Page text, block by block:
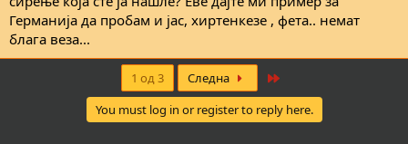
Германија да пробам и јас, хиртенкезе , фета.. немат
блага веза...
1 од 3 Следна
You must log in or register to reply here.